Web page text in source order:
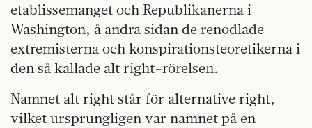
etablissemanget och Republikanerna i
Washington, å andra sidan de renodlade
extremisterna och konspirationsteoretikerna i
den så kallade alt right-rörelsen.
Namnet alt right står för alternative right,
vilket ursprungligen var namnet på en